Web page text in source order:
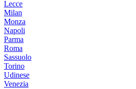
Lecce
Milan
Monza
Napoli
Parma
Roma
Sassuolo
Torino
Udinese
Venezia